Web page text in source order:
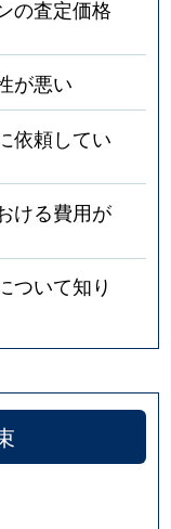
の査定価格
が悪い
依頼してい
ける費用が
ついて知り